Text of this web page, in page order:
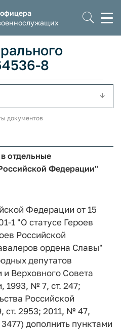
8
документов
отдельные
Федерации"
Федерации от 15
1 "О статусе Героев
Российской
ордена Славы"
депутатов
Верховного Совета
1993, № 7, ст. 247;
Российской
2953; 2011, № 47,
дополнить пунктами